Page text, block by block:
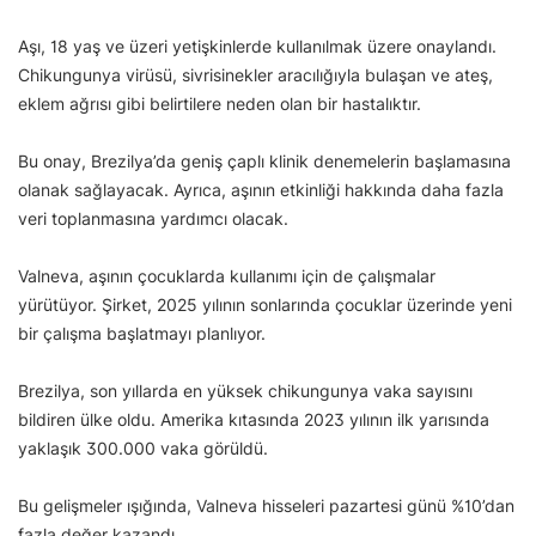
Aşı, 18 yaş ve üzeri yetişkinlerde kullanılmak üzere onaylandı.
Chikungunya virüsü, sivrisinekler aracılığıyla bulaşan ve ateş,
eklem ağrısı gibi belirtilere neden olan bir hastalıktır.
Bu onay, Brezilya’da geniş çaplı klinik denemelerin başlamasına
olanak sağlayacak. Ayrıca, aşının etkinliği hakkında daha fazla
veri toplanmasına yardımcı olacak.
Valneva, aşının çocuklarda kullanımı için de çalışmalar
yürütüyor. Şirket, 2025 yılının sonlarında çocuklar üzerinde yeni
bir çalışma başlatmayı planlıyor.
Brezilya, son yıllarda en yüksek chikungunya vaka sayısını
bildiren ülke oldu. Amerika kıtasında 2023 yılının ilk yarısında
yaklaşık 300.000 vaka görüldü.
Bu gelişmeler ışığında, Valneva hisseleri pazartesi günü %10’dan